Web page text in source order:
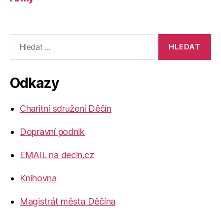
vyhledávání:
Odkazy
Charitní sdružení Děčín
Dopravní podnik
EMAIL na decin.cz
Knihovna
Magistrát města Děčína